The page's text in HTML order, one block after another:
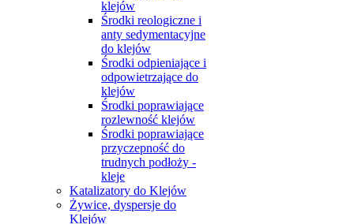
klejów
Środki reologiczne i
anty sedymentacyjne
do klejów
Środki odpieniające i
odpowietrzające do
klejów
Środki poprawiające
rozlewność klejów
Środki poprawiające
przyczepność do
trudnych podłoży -
kleje
Katalizatory do Klejów
Żywice, dyspersje do
Klejów